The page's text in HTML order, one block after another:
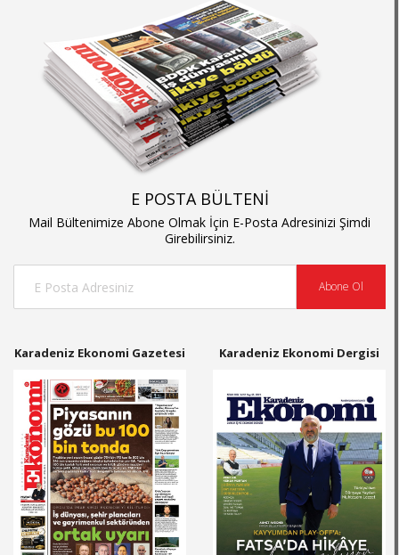
E POSTA BÜLTENİ
Mail Bültenimize Abone Olmak İçin E-Posta Adresinizi Şimdi
Girebilirsiniz.
Abone Ol
Karadeniz Ekonomi Gazetesi Karadeniz Ekonomi Dergisi